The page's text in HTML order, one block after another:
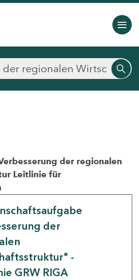
der regionalen
Leitlinie für
der
-
GRW RIGA